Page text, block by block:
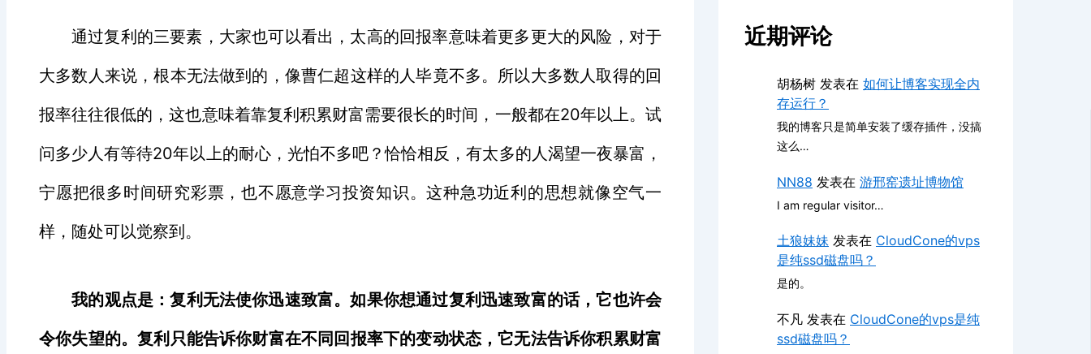
通过复利的三要素，大家也可以看出，太高的回报率意味着更多更大的风险，对于
大多数人来说，根本无法做到的，像曹仁超这样的人毕竟不多。所以大多数人取得的回
报率往往很低的，这也意味着靠复利积累财富需要很长的时间，一般都在20年以上。试
问多少人有等待20年以上的耐心，光怕不多吧？恰恰相反，有太多的人渴望一夜暴富，
宁愿把很多时间研究彩票，也不愿意学习投资知识。这种急功近利的思想就像空气一
样，随处可以觉察到。
我的观点是：复利无法使你迅速致富。如果你想通过复利迅速致富的话，它也许会
令你失望的。复利只能告诉你财富在不同回报率下的变动状态，它无法告诉你积累财富
近期评论
胡杨树 发表在 如何让博客实现全内
存运行？
我的博客只是简单安装了缓存插件，没搞
这么…
NN88 发表在 游邢窑遗址博物馆
I am regular visitor…
土狼妹妹 发表在 CloudCone的vps
是纯ssd磁盘吗？
是的。
不凡 发表在 CloudCone的vps是纯
ssd磁盘吗？